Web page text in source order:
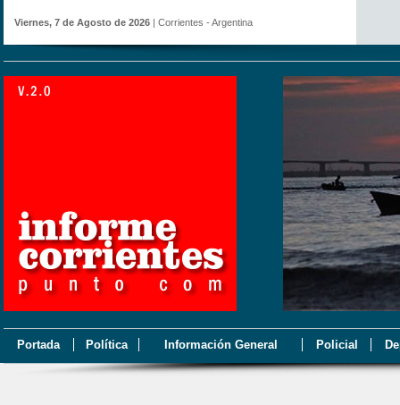
Viernes, 7 de Agosto de 2026 | Corrientes - Argentina
Portada Política Información General Policial